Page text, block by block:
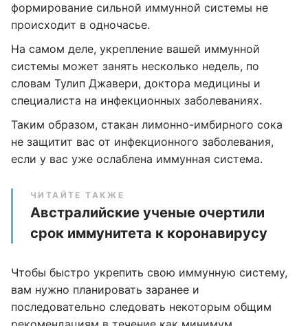
формирование сильной иммунной системы не
происходит в одночасье.
На самом деле, укрепление вашей иммунной
системы может занять несколько недель, по
словам Тулип Джавери, доктора медицины и
специалиста на инфекционных заболеваниях.
Таким образом, стакан лимонно-имбирного сока
не защитит вас от инфекционного заболевания,
если у вас уже ослаблена иммунная система.
ЧИТАЙТЕ ТАКЖЕ
Австралийские ученые очертили
срок иммунитета к коронавирусу
Чтобы быстро укрепить свою иммунную систему,
вам нужно планировать заранее и
последовательно следовать некоторым общим